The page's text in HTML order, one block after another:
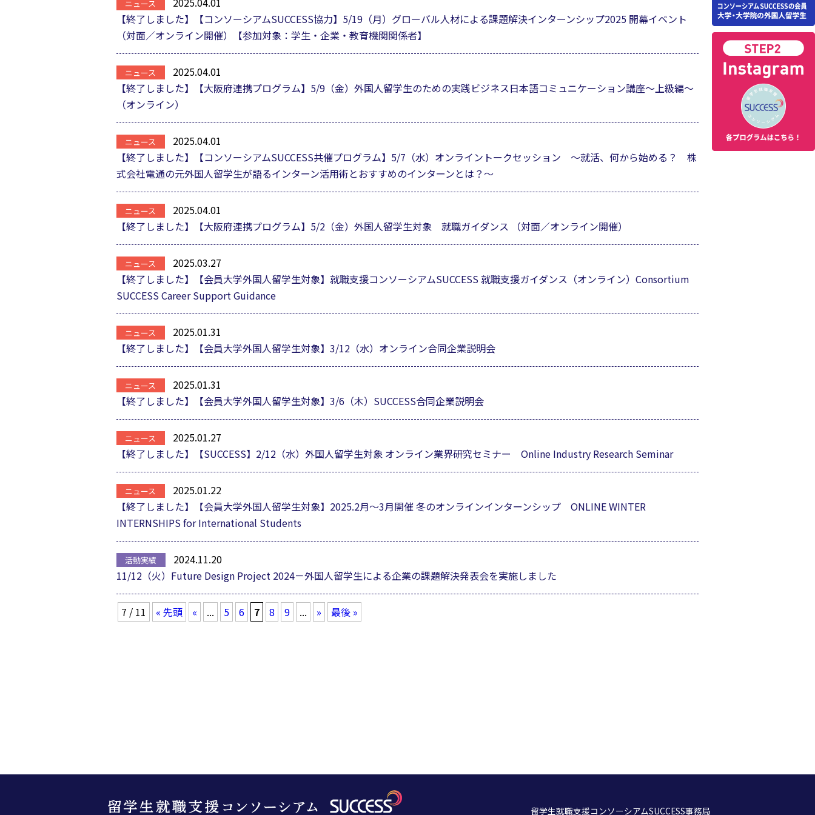
【終了しました】【コンソーシアムSUCCESS協力】5/19（月）グローバル人材による課題解決インターンシップ2025 開幕イベント
（対面／オンライン開催）【参加対象：学生・企業・教育機関関係者】
2025.04.01
【終了しました】【大阪府連携プログラム】5/9（金）外国人留学生のための実践ビジネス日本語コミュニケーション講座～上級編～
（オンライン）
2025.04.01
【終了しました】【コンソーシアムSUCCESS共催プログラム】5/7（水）オンライントークセッション ～就活、何から始める？ 株
式会社電通の元外国人留学生が語るインターン活用術とおすすめのインターンとは？～
2025.04.01
【終了しました】【大阪府連携プログラム】5/2（金）外国人留学生対象 就職ガイダンス （対面／オンライン開催）
2025.03.27
【終了しました】【会員大学外国人留学生対象】就職支援コンソーシアムSUCCESS 就職支援ガイダンス（オンライン）Consortium
SUCCESS Career Support Guidance
2025.01.31
【終了しました】【会員大学外国人留学生対象】3/12（水）オンライン合同企業説明会
2025.01.31
【終了しました】【会員大学外国人留学生対象】3/6（木）SUCCESS合同企業説明会
2025.01.27
【終了しました】【SUCCESS】2/12（水）外国人留学生対象 オンライン業界研究セミナー Online Industry Research Seminar
2025.01.22
【終了しました】【会員大学外国人留学生対象】2025.2月～3月開催 冬のオンラインインターンシップ ONLINE WINTER
INTERNSHIPS for International Students
2024.11.20
11/12（火）Future Design Project 2024－外国人留学生による企業の課題解決発表会を実施しました
7 / 11 « 先頭 « ... 5 6 7 8 9 ... » 最後 »
留学生就職支援コンソーシアムSUCCESS事務局